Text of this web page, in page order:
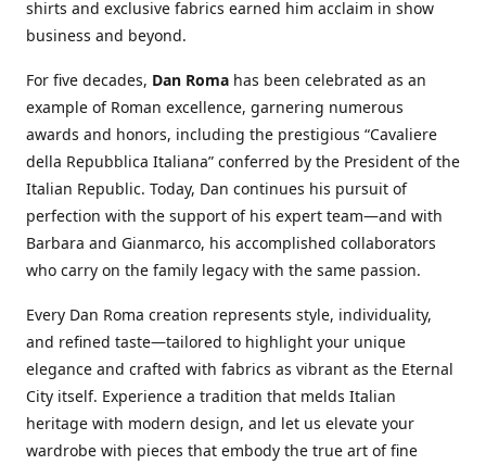
shirts and exclusive fabrics earned him acclaim in show
business and beyond.
For five decades, Dan Roma has been celebrated as an
example of Roman excellence, garnering numerous
awards and honors, including the prestigious “Cavaliere
della Repubblica Italiana” conferred by the President of the
Italian Republic. Today, Dan continues his pursuit of
perfection with the support of his expert team—and with
Barbara and Gianmarco, his accomplished collaborators
who carry on the family legacy with the same passion.
Every Dan Roma creation represents style, individuality,
and refined taste—tailored to highlight your unique
elegance and crafted with fabrics as vibrant as the Eternal
City itself. Experience a tradition that melds Italian
heritage with modern design, and let us elevate your
wardrobe with pieces that embody the true art of fine